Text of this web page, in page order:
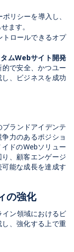
リシーを導入し、
ます。
ロールできるオプ
ムWebサイト開発
的で安全、かつユー
、ビジネスを成功
ブランドアイデンテ
力のあるポジショ
ドのWebソリュー
、顧客エンゲージ
能な成長を達成す
の強化
イン領域におけるビ
、強化する上で重